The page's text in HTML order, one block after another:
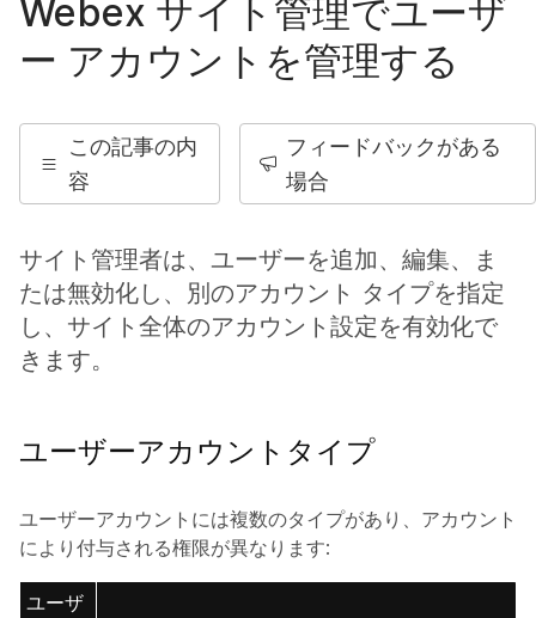
Webex サイト管理でユーザ
ー アカウントを管理する
この記事の内
容
フィードバックがある
場合
サイト管理者は、ユーザーを追加、編集、ま
たは無効化し、別のアカウント タイプを指定
し、サイト全体のアカウント設定を有効化で
きます。
ユーザーアカウントタイプ
ユーザーアカウントには複数のタイプがあり、アカウント
により付与される権限が異なります:
ユーザ